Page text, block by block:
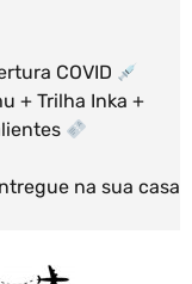
COVID
+ Trilha Inka +
na sua casa